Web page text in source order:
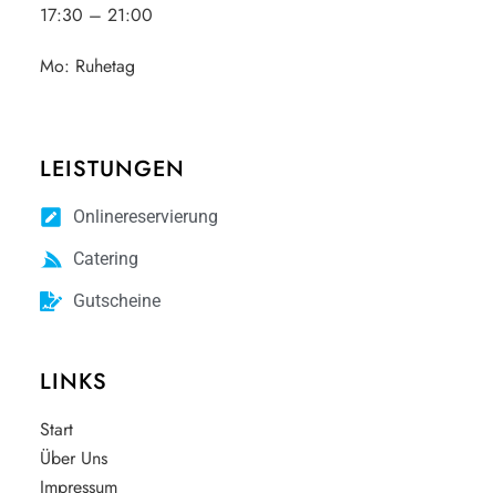
17:30 – 21:00
Mo: Ruhetag
LEISTUNGEN
Onlinereservierung
Catering
Gutscheine
LINKS
Start
Über Uns
Impressum